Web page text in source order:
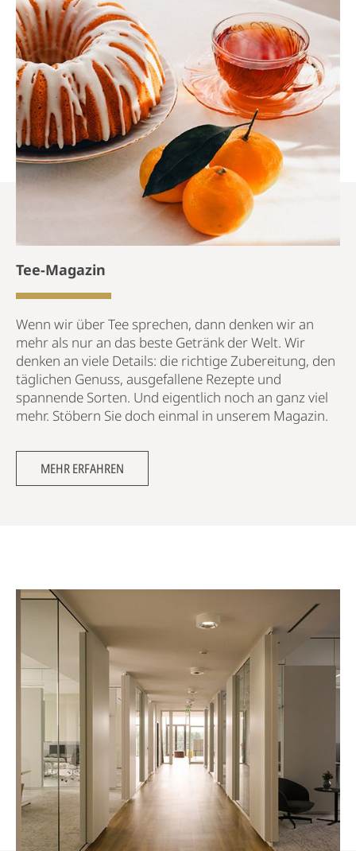
Tee-Magazin
Wenn wir über Tee sprechen, dann denken wir an
mehr als nur an das beste Getränk der Welt. Wir
denken an viele Details: die richtige Zubereitung, den
täglichen Genuss, ausgefallene Rezepte und
spannende Sorten. Und eigentlich noch an ganz viel
mehr. Stöbern Sie doch einmal in unserem Magazin.
MEHR ERFAHREN